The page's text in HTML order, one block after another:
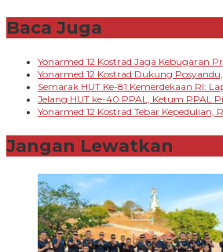
Baca Juga
Yonarmed 12 Kostrad Jaga Kebugaran
Yonarmed 12 Kostrad Dukung
Semarak HUT Ke-81 Kemerdekaan RI:
Jelang HUT ke-40 PPAL, Ketum PPAL
Yonarmed 12 Kostrad Tebar
Jangan Lewatkan